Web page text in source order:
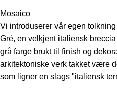
Mosaico
Vi introduserer vår egen
Gré, en velkjent italiensk
grå farge brukt til finish og
arkitektoniske verk takket være
som ligner en slags "italiensk